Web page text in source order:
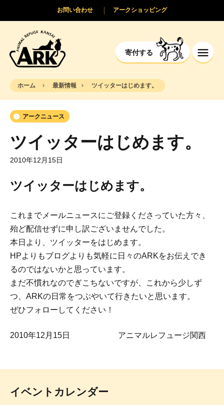
寄付する
アークショッピング
お問い合わせ
ホーム 最新情報 ツイッターはじめます。
アークニュース
ツイッターはじめます。
2010年12月15日
ツイッターはじめます。
これまでメールニュースにご登録くださっていた方々、
殆ど配信せずに申し訳ございませんでした。
本日より、ツイッターをはじめます。
HPよりもブログよりも気軽に日々のARKをお伝えでき
るのではないかと思っています。
まだ不慣れなのでぎこちないですが、これから少しず
つ、ARKの日常をつぶやいて行きたいと思います。
ぜひフォローしてください！
2010年12月15日 アニマルレフュージ関西
イベントカレンダー